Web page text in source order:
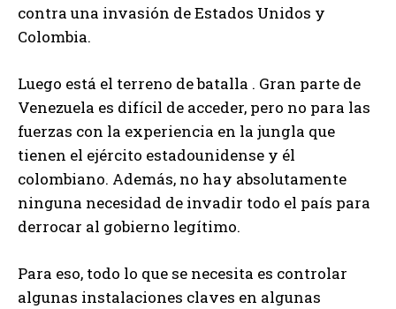
contra una invasión de Estados Unidos y
Colombia.
Luego está el terreno de batalla . Gran parte de
Venezuela es difícil de acceder, pero no para las
fuerzas con la experiencia en la jungla que
tienen el ejército estadounidense y él
colombiano. Además, no hay absolutamente
ninguna necesidad de invadir todo el país para
derrocar al gobierno legítimo.
Para eso, todo lo que se necesita es controlar
algunas instalaciones claves en algunas